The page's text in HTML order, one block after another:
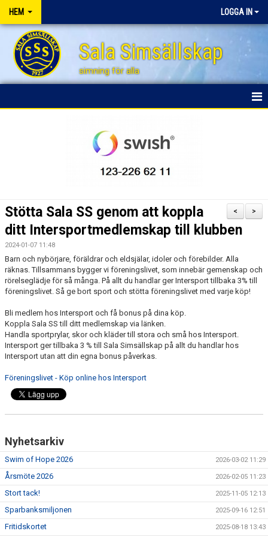
HEM LOGGA IN
Sala Simsällskap
simning för alla
FÖRSÄLJNINGSAKTIVITETER
SIM-SHOP
KALENDER
>
<
Stötta Sala SS genom att koppla
ditt Intersportmedlemskap till klubben
2024-01-07 11:48
Barn och nybörjare, föräldrar och eldsjälar, idoler och förebilder. Alla
räknas. Tillsammans bygger vi föreningslivet, som innebär gemenskap och
rörelseglädje för så många. På allt du handlar ger Intersport tillbaka 3% till
föreningslivet. Så ge bort sport och stötta föreningslivet med varje köp!
Bli medlem hos Intersport och få bonus på dina köp.
Koppla Sala SS till ditt medlemskap via länken.
Handla sportprylar, skor och kläder till stora och små hos Intersport.
Intersport ger tillbaka 3 % till Sala Simsällskap på allt du handlar hos
Intersport utan att din egna bonus påverkas.
Föreningslivet - Köp online hos Intersport
Nyhetsarkiv
Swim of Hope 2026 2026-03-02 11:29
Årsmöte 2026 2026-02-05 11:23
Stort tack! 2025-11-05 12:13
Sparbanksmiljonen 2025-09-16 12:51
Fritidskortet 2025-08-18 13:43